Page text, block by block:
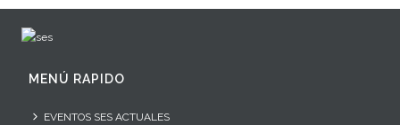
MENÚ RAPIDO
EVENTOS SES ACTUALES